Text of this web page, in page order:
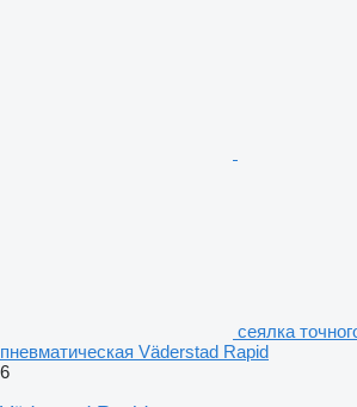
сеялка
пневматическая Väderstad Rapid
6